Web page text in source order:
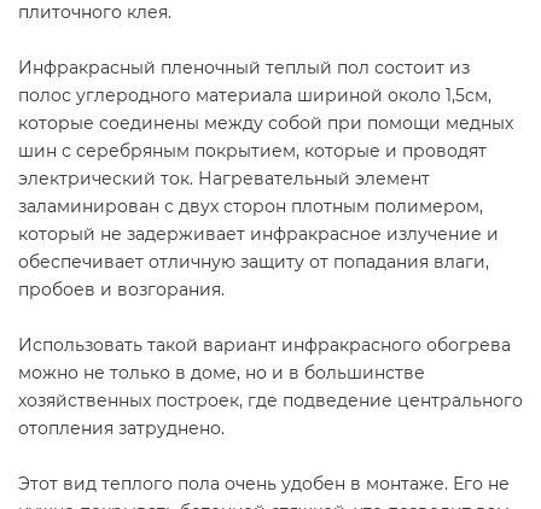
плиточного клея.
Инфракрасный пленочный теплый пол состоит из
полос углеродного материала шириной около 1,5см,
которые соединены между собой при помощи медных
шин с серебряным покрытием, которые и проводят
электрический ток. Нагревательный элемент
заламинирован с двух сторон плотным полимером,
который не задерживает инфракрасное излучение и
обеспечивает отличную защиту от попадания влаги,
пробоев и возгорания.
Использовать такой вариант инфракрасного обогрева
можно не только в доме, но и в большинстве
хозяйственных построек, где подведение центрального
отопления затруднено.
Этот вид теплого пола очень удобен в монтаже. Его не